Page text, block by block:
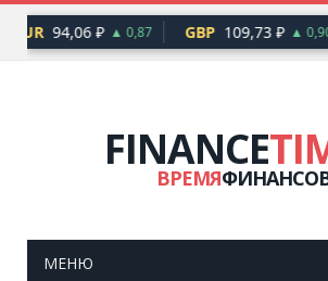
EUR 94,06 ₽ ▲ 0,87 GBP 109,73 ₽ ▲ 0,90
FINANCE
ВРЕМЯ
МЕНЮ